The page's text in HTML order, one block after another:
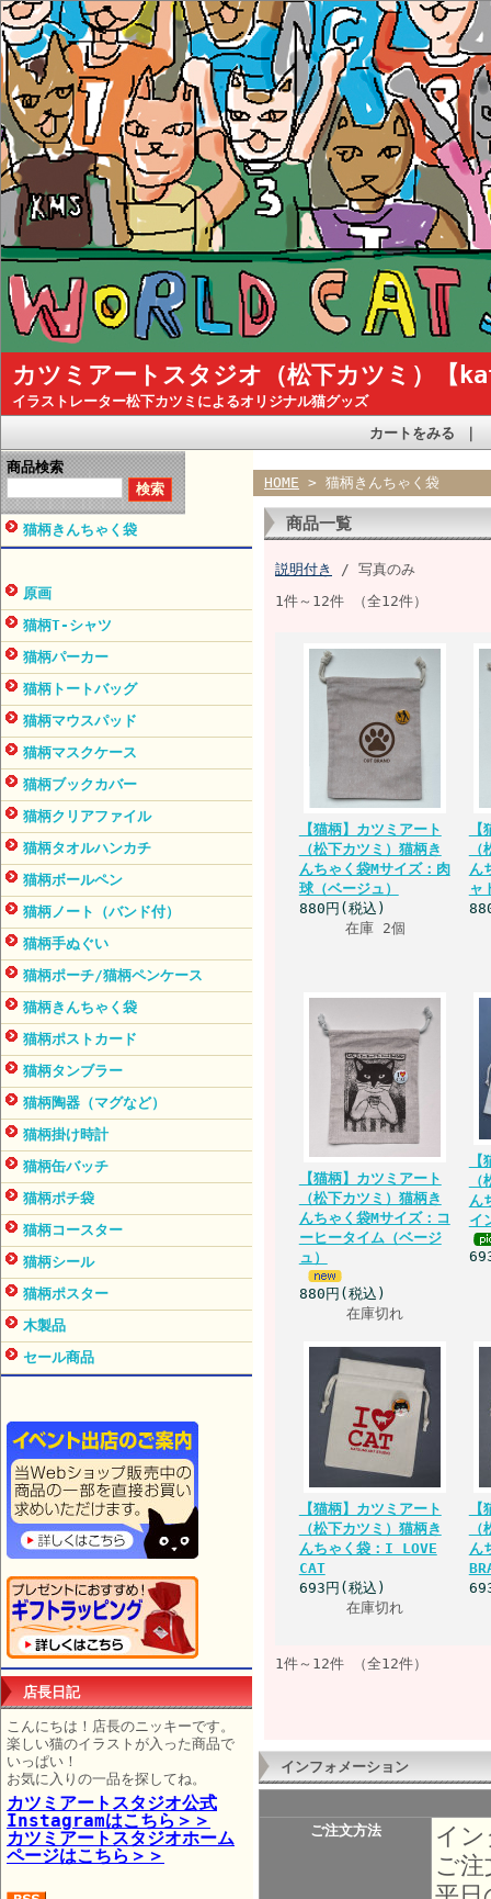
カツミアートスタジオ（松下カツミ）
イラストレーター松下カツミによるオリジナル猫グッズ
カートをみる
商品検索
猫柄きんちゃく袋
原画
猫柄T-シャツ
猫柄パーカー
猫柄トートバッグ
猫柄マウスパッド
猫柄マスクケース
猫柄ブックカバー
猫柄クリアファイル
猫柄タオルハンカチ
猫柄ボールペン
猫柄ノート（バンド付）
猫柄手ぬぐい
猫柄ポーチ/猫柄ペンケース
猫柄きんちゃく袋
猫柄ポストカード
猫柄タンブラー
猫柄陶器（マグなど）
猫柄掛け時計
猫柄缶バッチ
猫柄ポチ袋
猫柄コースター
猫柄シール
猫柄ポスター
木製品
セール商品
店長日記
こんにちは！店長のニッキーです。
楽しい猫のイラストが入った商品で
いっぱい！
お気に入りの一品を探してね。
カツミアートスタジオ公式
Instagramはこちら＞＞
カツミアートスタジオホーム
ページはこちら＞＞
HOME > 猫柄きんちゃく袋
商品一覧
説明付き
/ 写真のみ
1件～12件 （全12件）
【猫柄】カツミアート
（松下カツミ）猫柄き
んちゃく袋Mサイズ：肉
球（ベージュ）
880円(税込)
在庫 2個
ん
ャ
【猫柄】カツミアート
（松下カツミ）猫柄き
んちゃく袋Mサイズ：コ
ーヒータイム（ベージ
ュ）
880円(税込)
在庫切れ
ん
イ
【猫柄】カツミアート
（松下カツミ）猫柄き
んちゃく袋：I LOVE
CAT
693円(税込)
在庫切れ
ん
1件～12件 （全12件）
インフォメーション
ご注文方法
イ
ご